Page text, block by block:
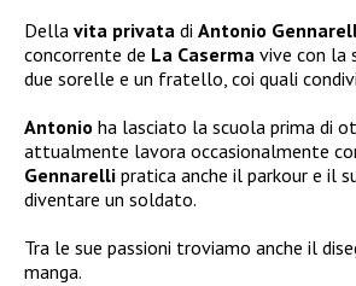
Della vita privata di Antonio
concorrente de La Caserma vive con la
due sorelle e un fratello, coi quali
Antonio ha lasciato la scuola prima di
attualmente lavora occasionalmente
Gennarelli pratica anche il parkour e il
diventare un soldato.
Tra le sue passioni troviamo anche il
manga.